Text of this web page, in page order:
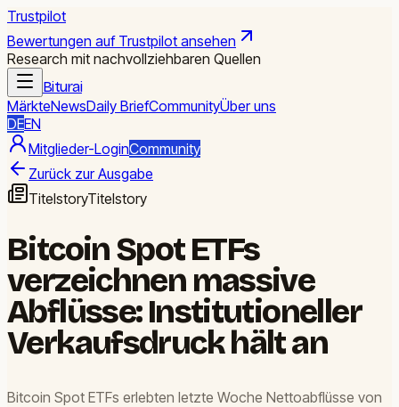
Trustpilot
Bewertungen auf Trustpilot ansehen
Research mit nachvollziehbaren Quellen
Biturai
MärkteNewsDaily BriefCommunityÜber uns
DEEN
Mitglieder-LoginCommunity
Zurück zur Ausgabe
TitelstoryTitelstory
Bitcoin Spot ETFs
verzeichnen massive
Abflüsse: Institutioneller
Verkaufsdruck hält an
Bitcoin Spot ETFs erlebten letzte Woche Nettoabflüsse von